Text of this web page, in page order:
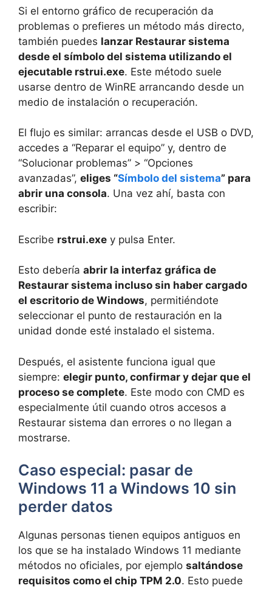
Si el entorno gráfico de recuperación da
problemas o prefieres un método más directo,
también puedes lanzar Restaurar sistema
desde el símbolo del sistema utilizando el
ejecutable rstrui.exe. Este método suele
usarse dentro de WinRE arrancando desde un
medio de instalación o recuperación.
El flujo es similar: arrancas desde el USB o DVD,
accedes a “Reparar el equipo” y, dentro de
“Solucionar problemas” > “Opciones
avanzadas”, eliges “Símbolo del sistema” para
abrir una consola. Una vez ahí, basta con
escribir:
Escribe rstrui.exe y pulsa Enter.
Esto debería abrir la interfaz gráfica de
Restaurar sistema incluso sin haber cargado
el escritorio de Windows, permitiéndote
seleccionar el punto de restauración en la
unidad donde esté instalado el sistema.
Después, el asistente funciona igual que
siempre: elegir punto, confirmar y dejar que el
proceso se complete. Este modo con CMD es
especialmente útil cuando otros accesos a
Restaurar sistema dan errores o no llegan a
mostrarse.
Caso especial: pasar de
Windows 11 a Windows 10 sin
perder datos
Algunas personas tienen equipos antiguos en
los que se ha instalado Windows 11 mediante
métodos no oficiales, por ejemplo saltándose
requisitos como el chip TPM 2.0. Esto puede